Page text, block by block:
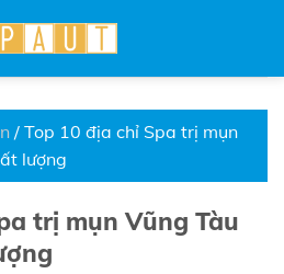
/ Top 10 địa chỉ Spa trị mụn
lượng
trị mụn Vũng Tàu